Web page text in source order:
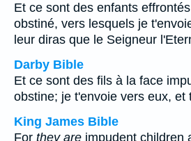
Et ce sont des enfants
obstiné, vers lesquels je
leur diras que le Seigneur
Darby Bible
Et ce sont des fils à la face
obstine; je t'envoie vers eux, et
King James Bible
For they are impudent children